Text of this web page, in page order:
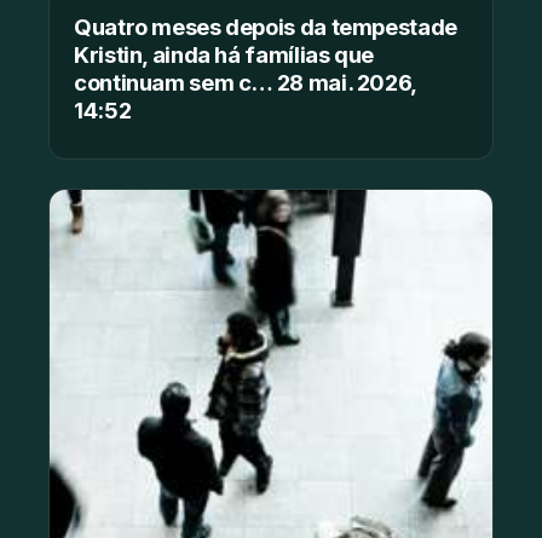
Quatro meses depois da tempestade
Kristin, ainda há famílias que
continuam sem c… 28 mai. 2026,
14:52